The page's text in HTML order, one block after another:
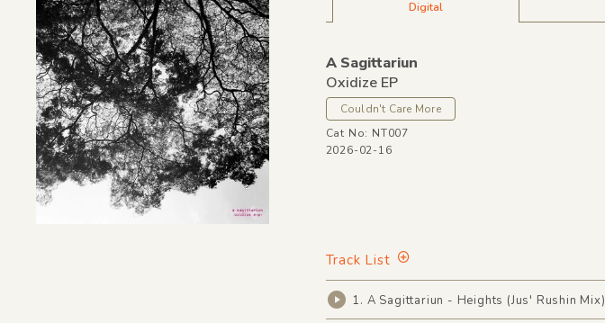
Digital
A Sagittariun
Oxidize EP
Couldn't Care More
Cat No: NT007
2026-02-16
Track List
1. A Sagittariun - Heights (Jus' Rushin Mix)